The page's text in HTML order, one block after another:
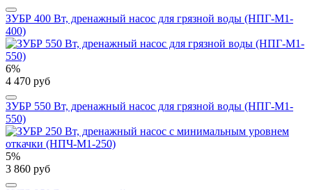
ЗУБР 400 Вт, дренажный насос для грязной воды (НПГ-М1-
400)
6%
4 470 руб
ЗУБР 550 Вт, дренажный насос для грязной воды (НПГ-М1-
550)
5%
3 860 руб